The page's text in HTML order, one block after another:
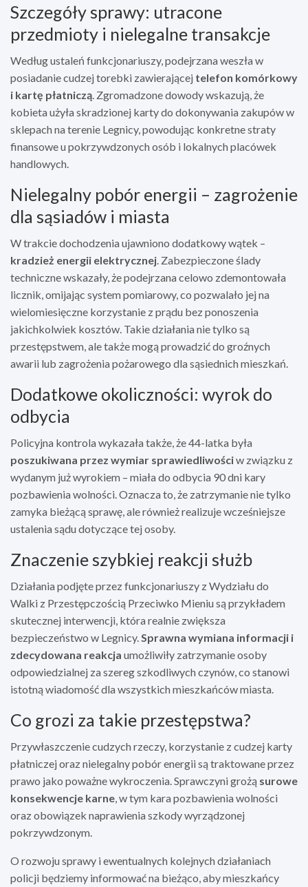
Szczegóły sprawy: utracone
przedmioty i nielegalne transakcje
Według ustaleń funkcjonariuszy, podejrzana weszła w
posiadanie cudzej torebki zawierającej telefon komórkowy
i kartę płatniczą. Zgromadzone dowody wskazują, że
kobieta użyła skradzionej karty do dokonywania zakupów w
sklepach na terenie Legnicy, powodując konkretne straty
finansowe u pokrzywdzonych osób i lokalnych placówek
handlowych.
Nielegalny pobór energii – zagrożenie
dla sąsiadów i miasta
W trakcie dochodzenia ujawniono dodatkowy wątek –
kradzież energii elektrycznej. Zabezpieczone ślady
techniczne wskazały, że podejrzana celowo zdemontowała
licznik, omijając system pomiarowy, co pozwalało jej na
wielomiesięczne korzystanie z prądu bez ponoszenia
jakichkolwiek kosztów. Takie działania nie tylko są
przestępstwem, ale także mogą prowadzić do groźnych
awarii lub zagrożenia pożarowego dla sąsiednich mieszkań.
Dodatkowe okoliczności: wyrok do
odbycia
Policyjna kontrola wykazała także, że 44-latka była
poszukiwana przez wymiar sprawiedliwościw związku z
wydanym już wyrokiem – miała do odbycia 90 dni kary
pozbawienia wolności. Oznacza to, że zatrzymanie nie tylko
zamyka bieżącą sprawę, ale również realizuje wcześniejsze
ustalenia sądu dotyczące tej osoby.
Znaczenie szybkiej reakcji służb
Działania podjęte przez funkcjonariuszy z Wydziału do
Walki z Przestępczością Przeciwko Mieniu są przykładem
skutecznej interwencji, która realnie zwiększa
bezpieczeństwo w Legnicy.Sprawna wymiana informacji i
zdecydowana reakcja umożliwiły zatrzymanie osoby
odpowiedzialnej za szereg szkodliwych czynów, co stanowi
istotną wiadomość dla wszystkich mieszkańców miasta.
Co grozi za takie przestępstwa?
Przywłaszczenie cudzych rzeczy, korzystanie z cudzej karty
płatniczej oraz nielegalny pobór energii są traktowane przez
prawo jako poważne wykroczenia. Sprawczyni grożą surowe
konsekwencje karne, w tym kara pozbawienia wolności
oraz obowiązek naprawienia szkody wyrządzonej
pokrzywdzonym.
O rozwoju sprawy i ewentualnych kolejnych działaniach
policji będziemy informować na bieżąco, aby mieszkańcy